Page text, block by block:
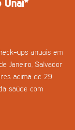
Unaí*
ups anuais em
Janeiro, Salvador
acima de 29
saúde com